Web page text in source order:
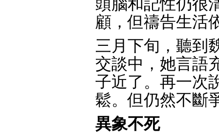
頭腦和記性仍很
顧，但禱告生
三月下旬，聽到
交談中，她言語
子近了。再一次
鬆。但仍然不斷
異象不死